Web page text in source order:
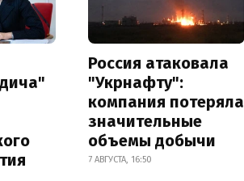
Россия атаковала
"Укрнафту":
компания потеряла
значительные
объемы добычи
7 АВГУСТА, 16:50